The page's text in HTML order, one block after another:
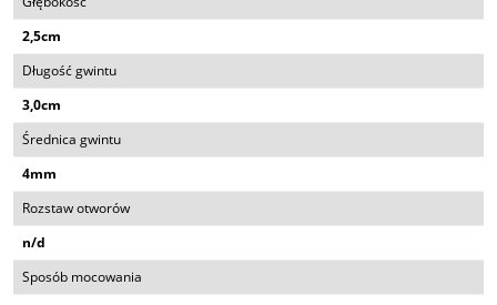
2,5cm
Długość gwintu
3,0cm
Średnica gwintu
4mm
Rozstaw otworów
n/d
Sposób mocowania